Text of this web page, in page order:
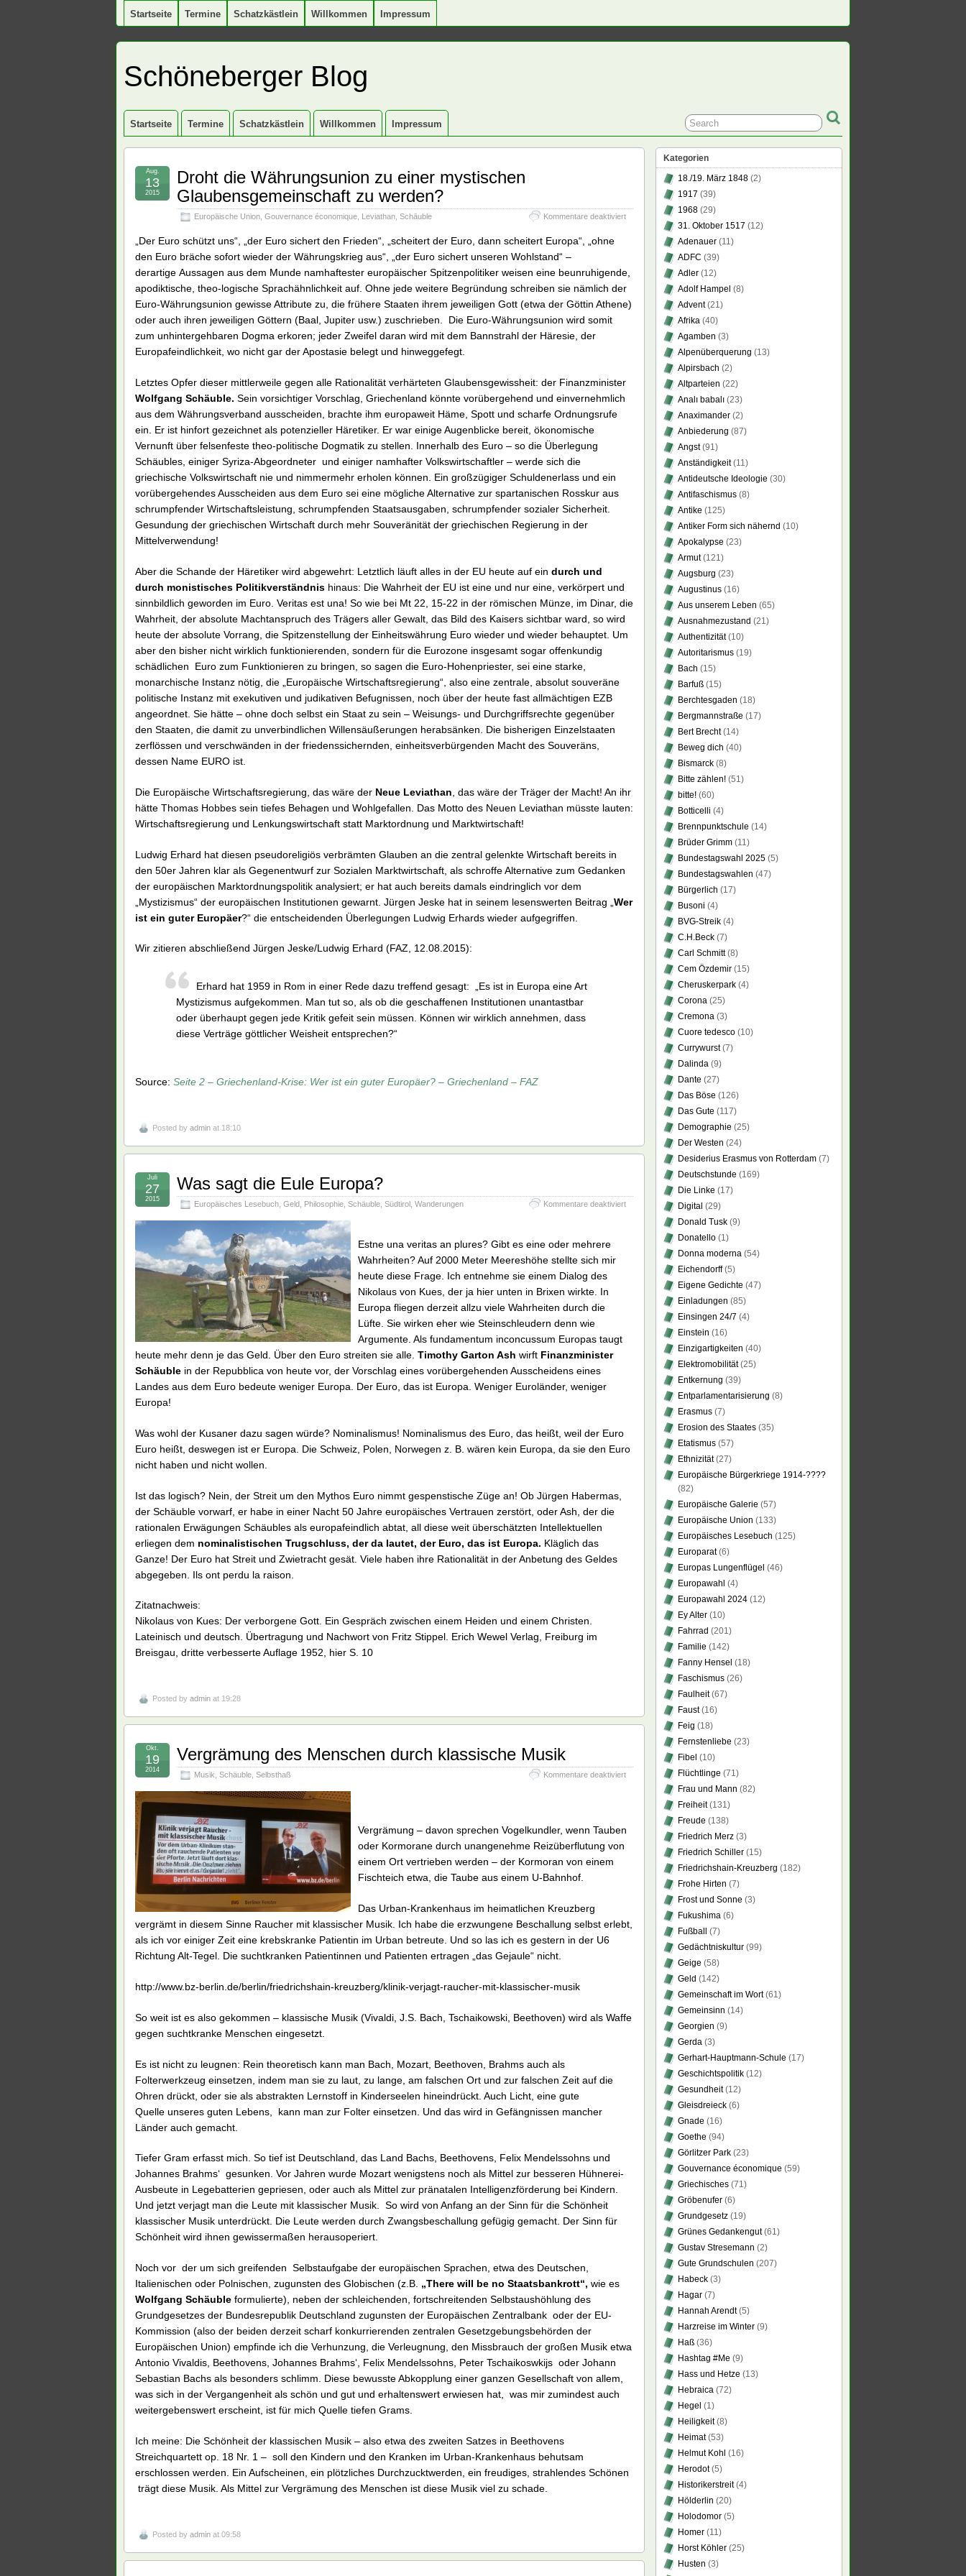
Startseite Termine Schatzkästlein Willkommen Impressum
Schöneberger Blog
Startseite Termine Schatzkästlein Willkommen Impressum
Droht die Währungsunion zu einer mystischen
Glaubensgemeinschaft zu werden?
Europäische Union Gouvernance économique Leviathan Schäuble Kommentare deaktiviertfür
Währungsunion
einer
Glaubensgemeinschaft
zu
Aug.
13
2015
„Der Euro schützt uns“, „der Euro sichert den Frieden“, „scheitert der Euro, dann scheitert Europa“, „ohne
den Euro bräche sofort wieder der Währungskrieg aus“, „der Euro sichert unseren Wohlstand“ –
derartige Aussagen aus dem Munde namhaftester europäischer Spitzenpolitiker weisen eine beunruhigende,
apodiktische, theo-logische Sprachähnlichkeit auf. Ohne jede weitere Begründung schreiben sie nämlich der
Euro-Währungsunion gewisse Attribute zu, die frühere Staaten ihrem jeweiligen Gott (etwa der Göttin Athene)
oder auch ihren jeweiligen Göttern (Baal, Jupiter usw.) zuschrieben. Die Euro-Währungsunion wird somit
zum unhintergehbaren Dogma erkoren; jeder Zweifel daran wird mit dem Bannstrahl der Häresie, der
Europafeindlichkeit, wo nicht gar der Apostasie belegt und hinweggefegt.
Letztes Opfer dieser mittlerweile gegen alle Rationalität verhärteten Glaubensgewissheit: der Finanzminister
Wolfgang Schäuble. Sein vorsichtiger Vorschlag, Griechenland könnte vorübergehend und einvernehmlich
aus dem Währungsverband ausscheiden, brachte ihm europaweit Häme, Spott und scharfe Ordnungsrufe
ein. Er ist hinfort gezeichnet als potenzieller Häretiker. Er war einige Augenblicke bereit, ökonomische
Vernunft über felsenfeste theo-politische Dogmatik zu stellen. Innerhalb des Euro – so die Überlegung
Schäubles, einiger Syriza-Abgeordneter und einiger namhafter Volkswirtschaftler – werde sich die
griechische Volkswirtschaft nie und nimmermehr erholen können. Ein großzügiger Schuldenerlass und ein
vorübergehendes Ausscheiden aus dem Euro sei eine mögliche Alternative zur spartanischen Rosskur aus
schrumpfender Wirtschaftsleistung, schrumpfenden Staatsausgaben, schrumpfender sozialer Sicherheit.
Gesundung der griechischen Wirtschaft durch mehr Souveränität der griechischen Regierung in der
Mittelverwendung!
Aber die Schande der Häretiker wird abgewehrt: Letztlich läuft alles in der EU heute auf ein durch und
durch monistisches Politikverständnis hinaus: Die Wahrheit der EU ist eine und nur eine, verkörpert und
sinnbildlich geworden im Euro. Veritas est una! So wie bei Mt 22, 15-22 in der römischen Münze, im Dinar, die
Wahrheit, der absolute Machtanspruch des Trägers aller Gewalt, das Bild des Kaisers sichtbar ward, so wird
heute der absolute Vorrang, die Spitzenstellung der Einheitswährung Euro wieder und wieder behauptet. Um
aber den bisher nicht wirklich funktionierenden, sondern für die Eurozone insgesamt sogar offenkundig
schädlichen Euro zum Funktionieren zu bringen, so sagen die Euro-Hohenpriester, sei eine starke,
monarchische Instanz nötig, die „Europäische Wirtschaftsregierung“, also eine zentrale, absolut souveräne
politische Instanz mit exekutiven und judikativen Befugnissen, noch über der heute fast allmächtigen EZB
angeordnet. Sie hätte – ohne doch selbst ein Staat zu sein – Weisungs- und Durchgriffsrechte gegenüber
den Staaten, die damit zu unverbindlichen Willensäußerungen herabsänken. Die bisherigen Einzelstaaten
zerflössen und verschwänden in der friedenssichernden, einheitsverbürgenden Macht des Souveräns,
dessen Name EURO ist.
Die Europäische Wirtschaftsregierung, das wäre der Neue Leviathan , das wäre der Träger der Macht! An ihr
hätte Thomas Hobbes sein tiefes Behagen und Wohlgefallen. Das Motto des Neuen Leviathan müsste lauten:
Wirtschaftsregierung und Lenkungswirtschaft statt Marktordnung und Marktwirtschaft!
Ludwig Erhard hat diesen pseudoreligiös verbrämten Glauben an die zentral gelenkte Wirtschaft bereits in
den 50er Jahren klar als Gegenentwurf zur Sozialen Marktwirtschaft, als schroffe Alternative zum Gedanken
der europäischen Marktordnungspolitik analysiert; er hat auch bereits damals eindringlich vor dem
„Mystizismus“ der europäischen Institutionen gewarnt. Jürgen Jeske hat in seinem lesenswerten Beitrag „ Wer
ist ein guter Europäer?“ die entscheidenden Überlegungen Ludwig Erhards wieder aufgegriffen.
Wir zitieren abschließend Jürgen Jeske/Ludwig Erhard (FAZ, 12.08.2015):
Erhard hat 1959 in Rom in einer Rede dazu treffend gesagt: „Es ist in Europa eine Art
Mystizismus aufgekommen. Man tut so, als ob die geschaffenen Institutionen unantastbar
oder überhaupt gegen jede Kritik gefeit sein müssen. Können wir wirklich annehmen, dass
diese Verträge göttlicher Weisheit entsprechen?“
Source: Seite 2 – Griechenland-Krise: Wer ist ein guter Europäer? – Griechenland – FAZ
Posted by admin at 18:10
Was sagt die Eule Europa?
Europäisches Lesebuch Geld Philosophie Schäuble Südtirol Wanderungen Kommentare deaktiviertfür
Juli
27
2015
Estne una veritas an plures? Gibt es eine oder mehrere
Wahrheiten? Auf 2000 Meter Meereshöhe stellte sich mir
heute diese Frage. Ich entnehme sie einem Dialog des
Nikolaus von Kues, der ja hier unten in Brixen wirkte. In
Europa fliegen derzeit allzu viele Wahrheiten durch die
Lüfte. Sie wirken eher wie Steinschleudern denn wie
Argumente. Als fundamentum inconcussum Europas taugt
heute mehr denn je das Geld. Über den Euro streiten sie alle. Timothy Garton Ash wirft Finanzminister
Schäuble in der Repubblica von heute vor, der Vorschlag eines vorübergehenden Ausscheidens eines
Landes aus dem Euro bedeute weniger Europa. Der Euro, das ist Europa. Weniger Euroländer, weniger
Europa!
Was wohl der Kusaner dazu sagen würde? Nominalismus! Nominalismus des Euro, das heißt, weil der Euro
Euro heißt, deswegen ist er Europa. Die Schweiz, Polen, Norwegen z. B. wären kein Europa, da sie den Euro
nicht haben und nicht wollen.
Ist das logisch? Nein, der Streit um den Mythos Euro nimmt gespenstische Züge an! Ob Jürgen Habermas,
der Schäuble vorwarf, er habe in einer Nacht 50 Jahre europäisches Vertrauen zerstört, oder Ash, der die
rationalen Erwägungen Schäubles als europafeindlich abtat, all diese weit überschätzten Intellektuellen
erliegen dem nominalistischen Trugschluss, der da lautet, der Euro, das ist Europa. Kläglich das
Ganze! Der Euro hat Streit und Zwietracht gesät. Viele haben ihre Rationalität in der Anbetung des Geldes
abgegeben. Ils ont perdu la raison.
Zitatnachweis:
Nikolaus von Kues: Der verborgene Gott. Ein Gespräch zwischen einem Heiden und einem Christen.
Lateinisch und deutsch. Übertragung und Nachwort von Fritz Stippel. Erich Wewel Verlag, Freiburg im
Breisgau, dritte verbesserte Auflage 1952, hier S. 10
Posted by admin at 19:28
Vergrämung des Menschen durch klassische Musik
Musik Schäuble Selbsthaß Kommentare deaktiviertfür
Vergrämung
klassische
Okt.
19
2014
Vergrämung – davon sprechen Vogelkundler, wenn Tauben
oder Kormorane durch unangenehme Reizüberflutung von
einem Ort vertrieben werden – der Kormoran von einem
Fischteich etwa, die Taube aus einem U-Bahnhof.
Das Urban-Krankenhaus im heimatlichen Kreuzberg
vergrämt in diesem Sinne Raucher mit klassischer Musik. Ich habe die erzwungene Beschallung selbst erlebt,
als ich vor einiger Zeit eine krebskranke Patientin im Urban betreute. Und so las ich es gestern in der U6
Richtung Alt-Tegel. Die suchtkranken Patientinnen und Patienten ertragen „das Gejaule“ nicht.
http://www.bz-berlin.de/berlin/friedrichshain-kreuzberg/klinik-verjagt-raucher-mit-klassischer-musik
So weit ist es also gekommen – klassische Musik (Vivaldi, J.S. Bach, Tschaikowski, Beethoven) wird als Waffe
gegen suchtkranke Menschen eingesetzt.
Es ist nicht zu leugnen: Rein theoretisch kann man Bach, Mozart, Beethoven, Brahms auch als
Folterwerkzeug einsetzen, indem man sie zu laut, zu lange, am falschen Ort und zur falschen Zeit auf die
Ohren drückt, oder sie als abstrakten Lernstoff in Kinderseelen hineindrückt. Auch Licht, eine gute
Quelle unseres guten Lebens, kann man zur Folter einsetzen. Und das wird in Gefängnissen mancher
Länder auch gemacht.
Tiefer Gram erfasst mich. So tief ist Deutschland, das Land Bachs, Beethovens, Felix Mendelssohns und
Johannes Brahms‘ gesunken. Vor Jahren wurde Mozart wenigstens noch als Mittel zur besseren Hühnerei-
Ausbeute in Legebatterien gepriesen, oder auch als Mittel zur pränatalen Intelligenzförderung bei Kindern.
Und jetzt verjagt man die Leute mit klassischer Musik. So wird von Anfang an der Sinn für die Schönheit
klassischer Musik unterdrückt. Die Leute werden durch Zwangsbeschallung gefügig gemacht. Der Sinn für
Schönheit wird ihnen gewissermaßen herausoperiert.
Noch vor der um sich greifenden Selbstaufgabe der europäischen Sprachen, etwa des Deutschen,
Italienischen oder Polnischen, zugunsten des Globischen (z.B. „There will be no Staatsbankrott“, wie es
Wolfgang Schäuble formulierte), neben der schleichenden, fortschreitenden Selbstaushöhlung des
Grundgesetzes der Bundesrepublik Deutschland zugunsten der Europäischen Zentralbank oder der EU-
Kommission (also der beiden derzeit scharf konkurrierenden zentralen Gesetzgebungsbehörden der
Europäischen Union) empfinde ich die Verhunzung, die Verleugnung, den Missbrauch der großen Musik etwa
Antonio Vivaldis, Beethovens, Johannes Brahms‘, Felix Mendelssohns, Peter Tschaikoswkijs oder Johann
Sebastian Bachs als besonders schlimm. Diese bewusste Abkopplung einer ganzen Gesellschaft von allem,
was sich in der Vergangenheit als schön und gut und erhaltenswert erwiesen hat, was mir zumindest auch
weitergebenswert erscheint, ist für mich Quelle tiefen Grams.
Ich meine: Die Schönheit der klassischen Musik – also etwa des zweiten Satzes in Beethovens
Streichquartett op. 18 Nr. 1 – soll den Kindern und den Kranken im Urban-Krankenhaus behutsam
erschlossen werden. Ein Aufscheinen, ein plötzliches Durchzucktwerden, ein freudiges, strahlendes Schönen
trägt diese Musik. Als Mittel zur Vergrämung des Menschen ist diese Musik viel zu schade.
Posted by admin at 09:58
Kategorien
18./19. März 1848 (2)
1917 (39)
1968 (29)
31. Oktober 1517 (12)
Adenauer (11)
ADFC (39)
Adler (12)
Adolf Hampel (8)
Advent(21)
Afrika (40)
Agamben (3)
Alpenüberquerung (13)
Alpirsbach (2)
Altparteien (22)
Analı babalı (23)
Anaximander (2)
Anbiederung (87)
Angst(91)
Anständigkeit(11)
Antideutsche Ideologie (30)
Antifaschismus (8)
Antike (125)
Antiker Form sich nähernd (10)
Apokalypse (23)
Armut(121)
Augsburg (23)
Augustinus (16)
Aus unserem Leben (65)
Ausnahmezustand (21)
Authentizität(10)
Autoritarismus (19)
Bach (15)
Barfuß (15)
Berchtesgaden (18)
Bergmannstraße (17)
Bert Brecht(14)
Beweg dich (40)
Bismarck (8)
Bitte zählen! (51)
bitte! (60)
Botticelli (4)
Brennpunktschule (14)
Brüder Grimm (11)
Bundestagswahl 2025 (5)
Bundestagswahlen (47)
Bürgerlich (17)
Busoni (4)
BVG-Streik (4)
C.H.Beck (7)
Carl Schmitt(8)
Cem Özdemir (15)
Cheruskerpark (4)
Corona (25)
Cremona (3)
Cuore tedesco (10)
Currywurst(7)
Dalinda (9)
Dante (27)
Das Böse (126)
Das Gute (117)
Demographie (25)
Der Westen (24)
Desiderius Erasmus von Rotterdam (7)
Deutschstunde (169)
Die Linke (17)
Digital (29)
Donald Tusk (9)
Donatello (1)
Donna moderna (54)
Eichendorff(5)
Eigene Gedichte (47)
Einladungen (85)
Einsingen 24/7 (4)
Einstein (16)
Einzigartigkeiten (40)
Elektromobilität(25)
Entkernung (39)
Entparlamentarisierung (8)
Erasmus (7)
Erosion des Staates (35)
Etatismus (57)
Ethnizität(27)
Europäische Bürgerkriege 1914-????
(82)
Europäische Galerie (57)
Europäische Union (133)
Europäisches Lesebuch (125)
Europarat(6)
Europas Lungenflügel (46)
Europawahl (4)
Europawahl 2024 (12)
Ey Alter (10)
Fahrrad (201)
Familie (142)
Fanny Hensel (18)
Faschismus (26)
Faulheit(67)
Faust(16)
Feig (18)
Fernstenliebe (23)
Fibel (10)
Flüchtlinge (71)
Frau und Mann (82)
Freiheit(131)
Freude (138)
Friedrich Merz (3)
Friedrich Schiller (15)
Friedrichshain-Kreuzberg (182)
Frohe Hirten (7)
Frost und Sonne (3)
Fukushima (6)
Fußball
(7)
Gedächtniskultur (99)
Geige (58)
Geld (142)
Gemeinschaft im Wort(61)
Gemeinsinn (14)
Georgien (9)
Gerda (3)
Gerhart-Hauptmann-Schule (17)
Geschichtspolitik (12)
Gesundheit(12)
Gleisdreieck (6)
Gnade (16)
Goethe (94)
Görlitzer Park (23)
Gouvernance économique (59)
Griechisches (71)
Gröbenufer (6)
Grundgesetz (19)
Grünes Gedankengut(61)
Gustav Stresemann (2)
Gute Grundschulen (207)
Habeck (3)
Hagar (7)
Hannah Arendt(5)
Harzreise im Winter (9)
Haß (36)
Hashtag #Me (9)
Hass und Hetze (13)
Hebraica (72)
Hegel (1)
Heiligkeit(8)
Heimat(53)
Helmut Kohl (16)
Herodot(5)
Historikerstreit(4)
Hölderlin (20)
Holodomor (5)
Homer (11)
Horst Köhler (25)
Husten (3)